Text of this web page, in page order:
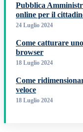
Pubblica
online per il
24 Luglio 2024
Come catturare
browser
18 Luglio 2024
Come
veloce
18 Luglio 2024